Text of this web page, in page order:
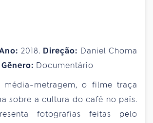
2018. Direção: Daniel Choma
Gênero: Documentário
média-metragem, o filme traça
sobre a cultura do café no país.
fotografias feitas pelo